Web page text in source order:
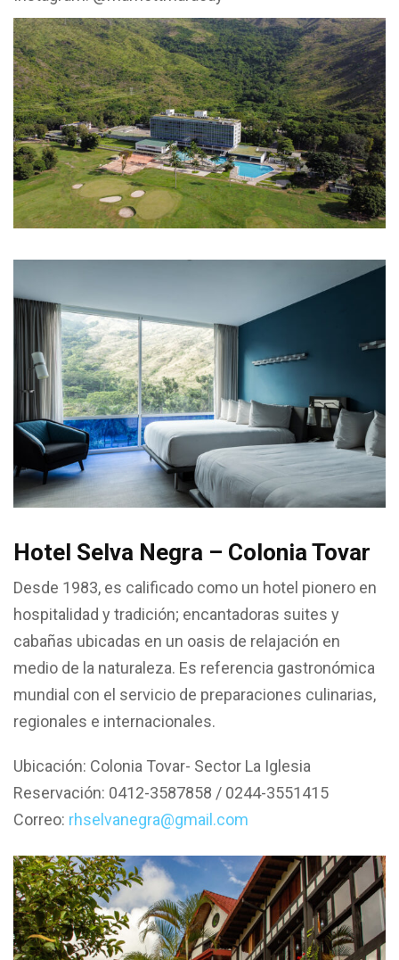
Hotel Selva Negra – Colonia Tovar
Desde 1983, es calificado como un hotel pionero en
hospitalidad y tradición; encantadoras suites y
cabañas ubicadas en un oasis de relajación en
medio de la naturaleza. Es referencia gastronómica
mundial con el servicio de preparaciones culinarias,
regionales e internacionales.
Ubicación: Colonia Tovar- Sector La Iglesia
Reservación: 0412-3587858 / 0244-3551415
Correo: rhselvanegra@gmail.com